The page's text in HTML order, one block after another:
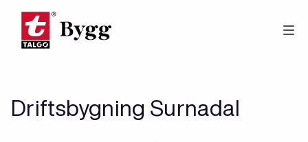
Hopp
Driftsbygning Surnadal